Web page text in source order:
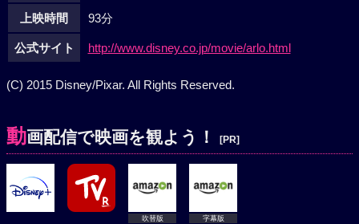
上映時間 93分
公式サイト http://www.disney.co.jp/movie/arlo.html
(C) 2015 Disney/Pixar. All Rights Reserved.
動画配信で映画を観よう！ [PR]
吹替版 字幕版